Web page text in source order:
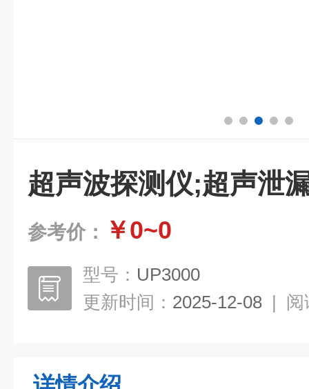
超声波探测仪;超声泄
参考价： ￥0~0
型号： UP3000
更新时间： 2025-12-08 | 阅